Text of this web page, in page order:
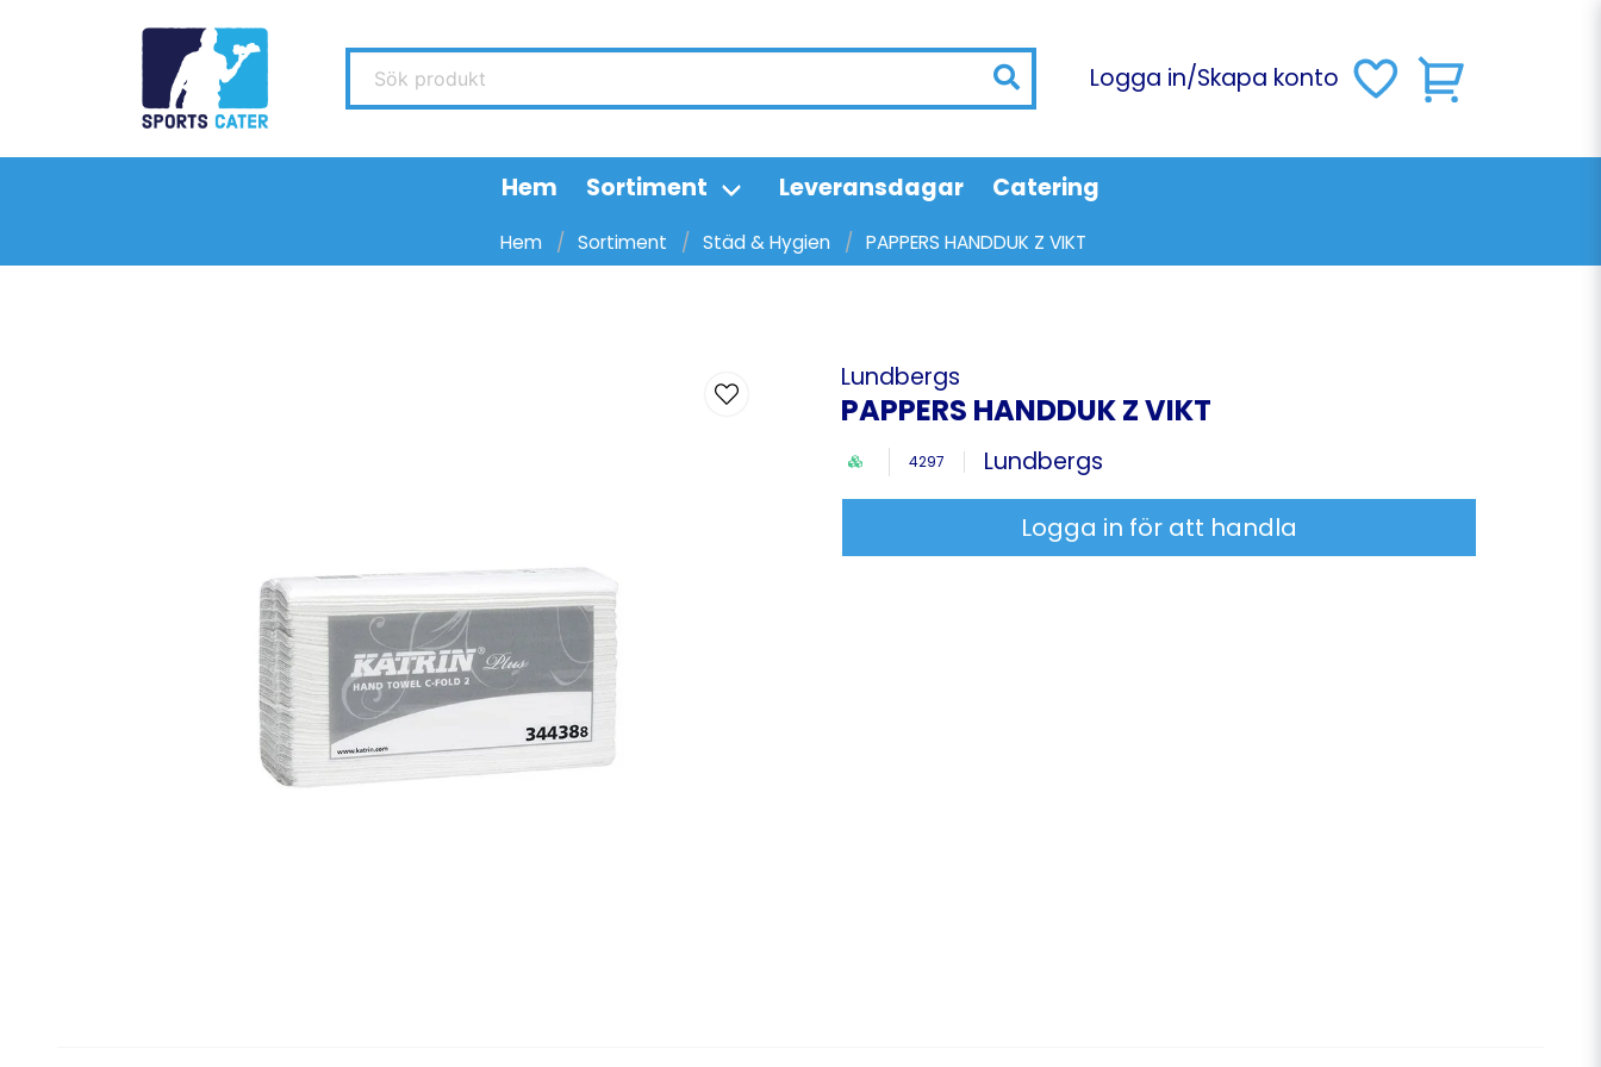
Sök produkt Logga in/Skapa konto
Hem Sortiment Leveransdagar Catering
Hem Sortiment Städ & Hygien PAPPERS HANDDUK Z VIKT
Lundbergs
PAPPERS HANDDUK Z VIKT
4297 Lundbergs
Logga in för att handla